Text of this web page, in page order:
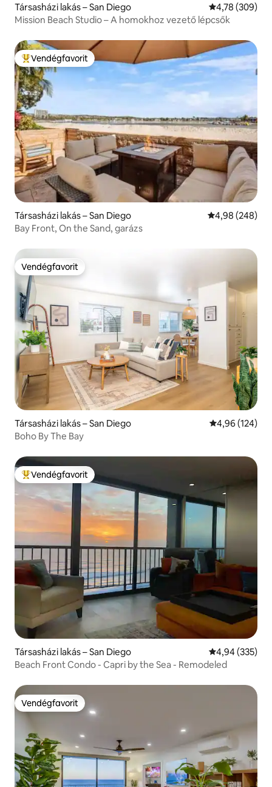
Társasházi lakás – San Diego Átlagos
4,78 (309)
Mission Beach Studio – A homokhoz vezető lépcsők
Kiemelt vendégfavorit
Vendégfavorit
Társasházi lakás – San Diego Átlagos
4,98 (248)
Bay Front, On the Sand, garázs
Vendégfavorit
Vendégfavorit
Társasházi lakás – San Diego Átlagos
4,96 (124)
Boho By The Bay
Kiemelt vendégfavorit
Vendégfavorit
Társasházi lakás – San Diego Átlagos
4,94 (335)
Beach Front Condo - Capri by the Sea - Remodeled
Vendégfavorit
Vendégfavorit